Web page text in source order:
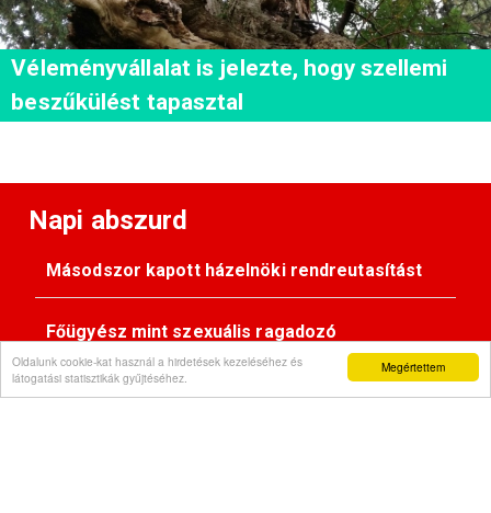
Megértettem
Oldalunk cookie-kat használ a hirdetések kezeléséhez és
látogatási statisztikák gyűjtéséhez.
Véleményvállalat is jelezte, hogy szellemi
beszűkülést tapasztal
Napi abszurd
Másodszor kapott házelnöki rendreutasítást
Főügyész mint szexuális ragadozó
Pimasz önkényúr